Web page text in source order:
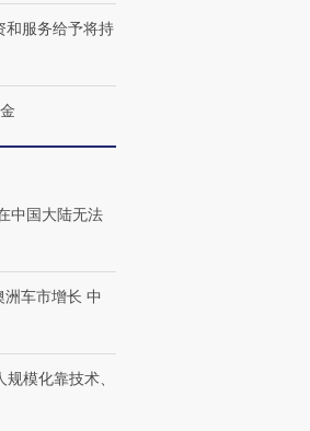
和服务给予将持
中国大陆无法
车市增长 中
模化靠技术、